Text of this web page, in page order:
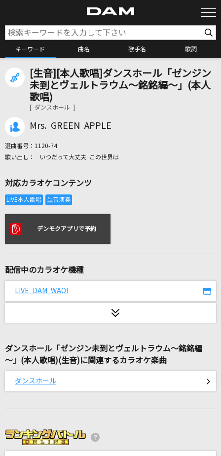
キーワード 曲名 歌手名 歌詞
カラオケ検索
リアルタイムで歌われている曲の一覧
英雄
Mrs. GREEN APPLE
INNOCENCE
秦 基博
Wherever you are
[生音][本人歌唱]ダンスホール「ゼンジン
未到とヴェルトラウム～銘銘編～」(本人
歌唱)
[ ダンスホール ]
Mrs. GREEN APPLE
選曲番号： 1120-74
いつだって大丈夫 この世界は
対応カラオケコンテンツ
デンモクアプリで予約
配信中のカラオケ機種
LIVE DAM WAO!
ダンスホール「ゼンジン未到とヴェルトラウム～銘銘編
～」(本人歌唱)(生音)に関連するカラオケ楽曲
ダンスホール